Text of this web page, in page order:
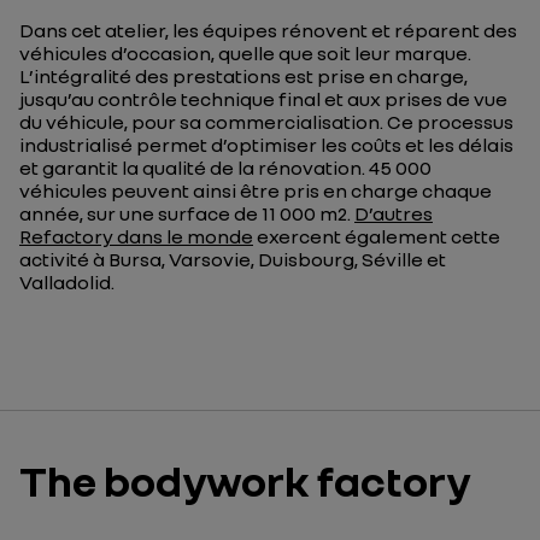
Dans cet atelier, les équipes rénoventet réparentdes
véhicules d’occasion,quelle que soit leur marque.
L’intégralité des prestations est prise en charge,
jusqu’au contrôle technique final et aux prises de vue
du véhicule, poursa commercialisation. Ce processus
industrialisé permetd’optimiser les coûts et les délais
et garantit la qualité de la rénovation. 45 000
véhicules peuvent ainsi être pris en charge chaque
année, sur une surface de 11 000 m2. D’autres
Refactory dans le monde exercentégalement cette
activité à Bursa, Varsovie, Duisbourg, Séville et
Valladolid.
The bodywork factory